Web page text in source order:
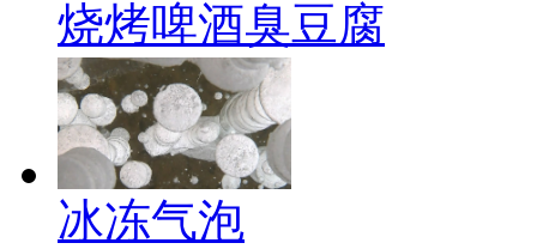
烧烤啤酒臭豆腐
冰冻气泡